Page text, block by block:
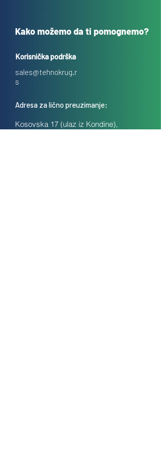
Kako možemo da ti pomognemo?
Korisnička podrška
sales@tehnokrug.r
s
Adresa za lično preuzimanje:
Kosovska 17 (ulaz iz Kondine),